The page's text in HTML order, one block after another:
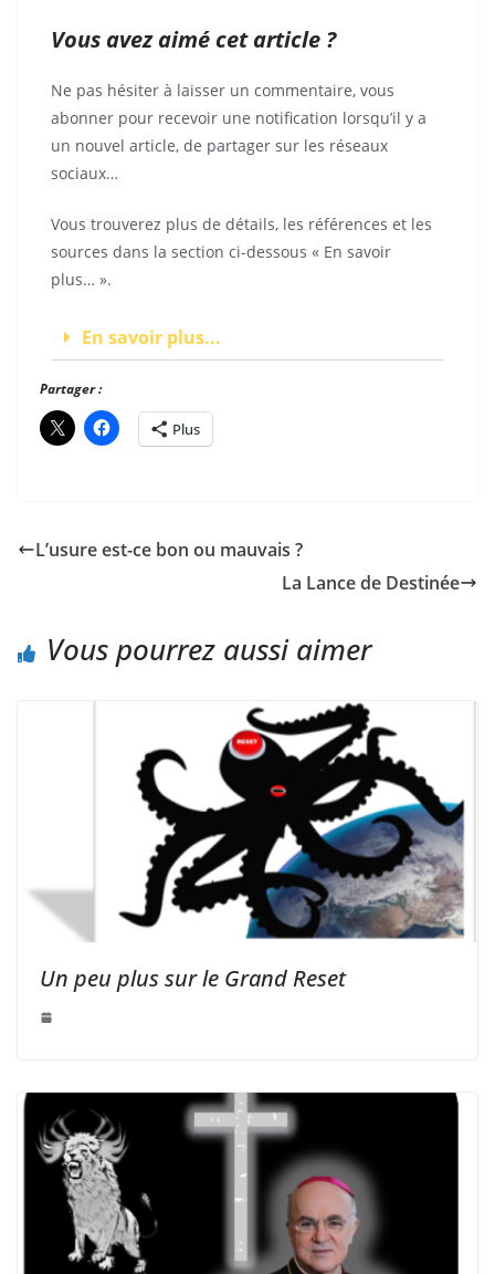
Vous avez aimé cet article ?
Ne pas hésiter à laisser un commentaire, vous
abonner pour recevoir une notification lorsqu’il y a
un nouvel article, de partager sur les réseaux
sociaux…
Vous trouverez plus de détails, les références et les
sources dans la section ci-dessous « En savoir
plus… ».
En savoir plus...
Partager :
Plus
L’usure est-ce bon ou mauvais ?
La Lance de Destinée
Vous pourrez aussi aimer
Un peu plus sur le Grand Reset